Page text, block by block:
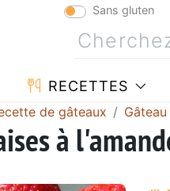
Sans gluten
RECETTES
de gâteaux
à